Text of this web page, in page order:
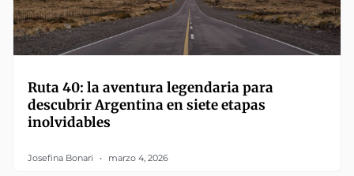
Ruta 40: la aventura legendaria para
descubrir Argentina en siete etapas
inolvidables
Josefina Bonari marzo 4, 2026